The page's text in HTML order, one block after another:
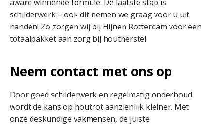
award winnende formule. De laatste stap is
schilderwerk – ook dit nemen we graag voor u uit
handen! Zo zorgen wij bij Hijnen Rotterdam voor een
totaalpakket aan zorg bij houtherstel.
Neem contact met ons op
Door goed schilderwerk en regelmatig onderhoud
wordt de kans op houtrot aanzienlijk kleiner. Met
onze deskundige vakmensen, de juiste